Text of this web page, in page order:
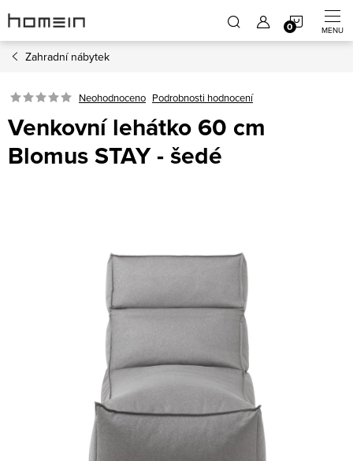
na
obsah
Zahradní nábytek
Neohodnoceno Podrobnosti hodnocení
Venkovní lehátko 60 cm
Blomus STAY - šedé